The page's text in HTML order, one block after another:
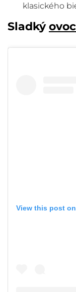
klasického
Sladký
View this post